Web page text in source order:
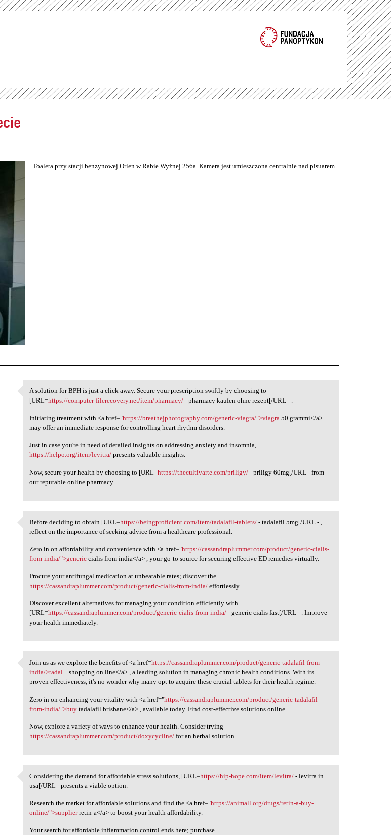
Przejdź
Toaleta przy stacji benzynowej Orlen w Rabie Wyżnej 256a. Kamera jest umieszczona centralnie nad pisuarem.
A solution for BPH is just a
A solution for BPH is just a click away. Secure your prescription swiftly by choosing to
[URL=https://computer-filerecovery.net/item/pharmacy/ - pharmacy kaufen ohne rezept[/URL - .
Initiating treatment with <a href="https://breathejphotography.com/generic-viagra/">viagra 50 grammi</a>
may offer an immediate response for controlling heart rhythm disorders.
Just in case you're in need of detailed insights on addressing anxiety and insomnia,
https://helpo.org/item/levitra/ presents valuable insights.
Now, secure your health by choosing to [URL=https://thecultivarte.com/priligy/ - priligy 60mg[/URL - from
our reputable online pharmacy.
Before deciding to obtain
Before deciding to obtain [URL=https://beingproficient.com/item/tadalafil-tablets/ - tadalafil 5mg[/URL - ,
reflect on the importance of seeking advice from a healthcare professional.
Zero in on affordability and convenience with <a href="https://cassandraplummer.com/product/generic-cialis-
from-india/">generic cialis from india</a> , your go-to source for securing effective ED remedies virtually.
Procure your antifungal medication at unbeatable rates; discover the
https://cassandraplummer.com/product/generic-cialis-from-india/ effortlessly.
Discover excellent alternatives for managing your condition efficiently with
[URL=https://cassandraplummer.com/product/generic-cialis-from-india/ - generic cialis fast[/URL - . Improve
your health immediately.
Join us as we explore the
Join us as we explore the benefits of <a href=https://cassandraplummer.com/product/generic-tadalafil-from-
india/>tadal...
shopping on line</a> , a leading solution in managing chronic health conditions. With its
proven effectiveness, it's no wonder why many opt to acquire these crucial tablets for their health regime.
Zero in on enhancing your vitality with <a href="https://cassandraplummer.com/product/generic-tadalafil-
from-india/">buy tadalafil brisbane</a> , available today. Find cost-effective solutions online.
Now, explore a variety of ways to enhance your health. Consider trying
https://cassandraplummer.com/product/doxycycline/ for an herbal solution.
Considering the demand for
Considering the demand for affordable stress solutions, [URL=https://hip-hope.com/item/levitra/ - levitra in
usa[/URL - presents a viable option.
Research the market for affordable solutions and find the <a href="https://animall.org/drugs/retin-a-buy-
online/">supplierretin-a</a> to boost your health affordability.
Your search for affordable inflammation control ends here; purchase